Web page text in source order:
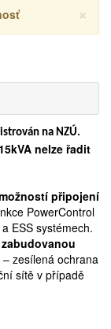
×
na NZÚ.
nelze řadit
připojení
PowerControl
ESS systémech.
zabudovanou
zesílená ochrana
sítě v případě